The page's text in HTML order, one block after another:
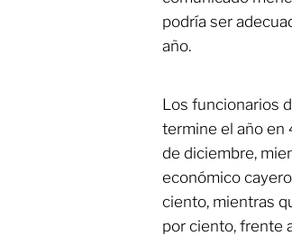
podría ser
año.
Los funcionarios
termine el año en
de diciembre,
económico
ciento, mientras
por ciento, frente